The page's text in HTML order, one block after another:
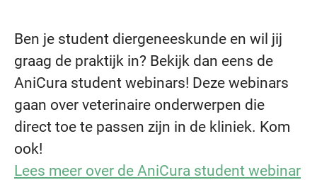
Ben je student diergeneeskunde en wil jij
graag de praktijk in? Bekijk dan eens de
AniCura student webinars! Deze webinars
gaan over veterinaire onderwerpen die
direct toe te passen zijn in de kliniek. Kom
ook!
Lees meer over de AniCura student webinar